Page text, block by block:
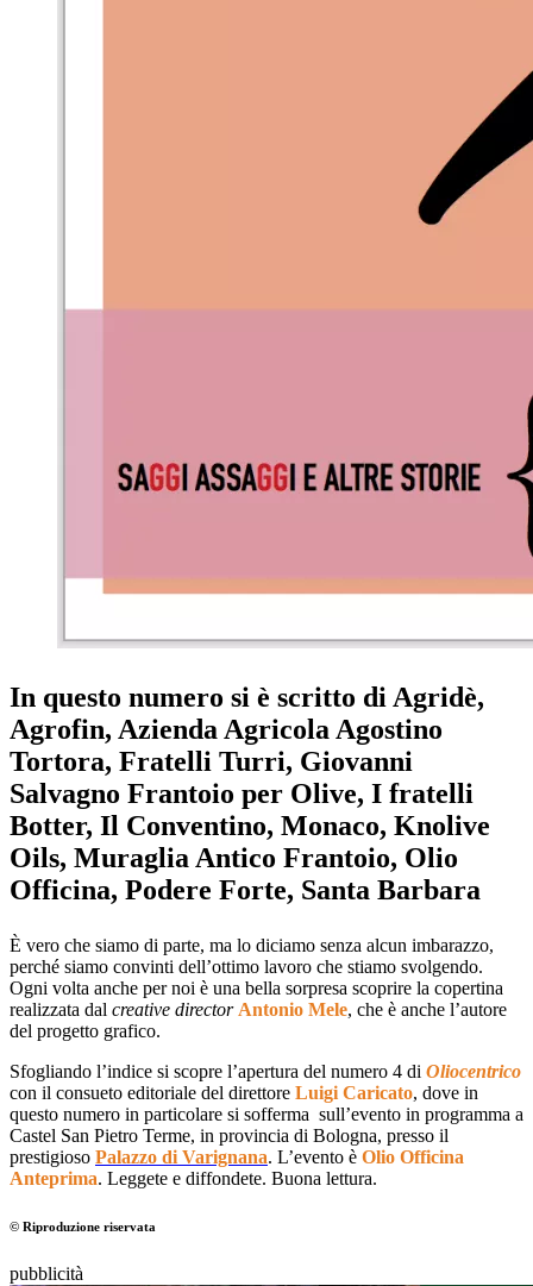
In questo numero si è scritto di Agridè,
Agrofin, Azienda Agricola Agostino
Tortora, Fratelli Turri, Giovanni
Salvagno Frantoio per Olive, I fratelli
Botter, Il Conventino, Monaco, Knolive
Oils, Muraglia Antico Frantoio, Olio
Officina, Podere Forte, Santa Barbara
È vero che siamo di parte, ma lo diciamo senza alcun imbarazzo,
perché siamo convinti dell’ottimo lavoro che stiamo svolgendo.
Ogni volta anche per noi è una bella sorpresa scoprire la copertina
realizzata dal creative director Antonio Mele, che è anche l’autore
del progetto grafico.
Sfogliando l’indice si scopre l’apertura del numero 4 di Oliocentrico
con il consueto editoriale del direttore Luigi Caricato, dove in
questo numero in particolare si sofferma sull’evento in programma a
Castel San Pietro Terme, in provincia di Bologna, presso il
prestigioso Palazzo di Varignana. L’evento è Olio Officina
Anteprima. Leggete e diffondete. Buona lettura.
© Riproduzione riservata
pubblicità